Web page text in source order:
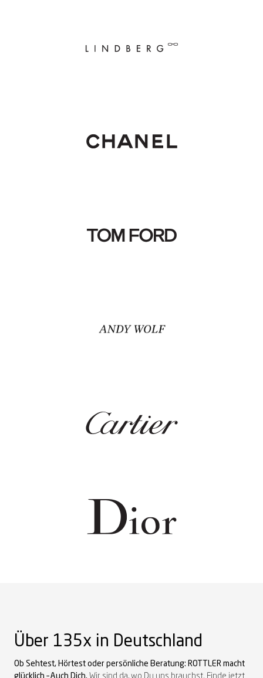
Über 135x in Deutschland
Ob Sehtest, Hörtest oder persönliche Beratung: ROTTLER macht
glücklich – Auch Dich. Wir sind da, wo Du uns brauchst. Finde jetzt